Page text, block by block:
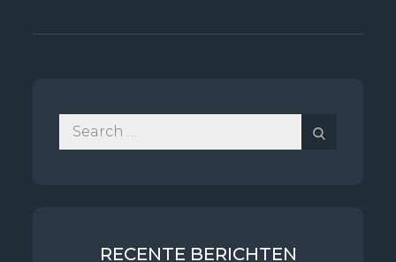
Search
for:
RECENTE BERICHTEN